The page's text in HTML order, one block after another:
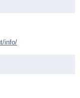
info/